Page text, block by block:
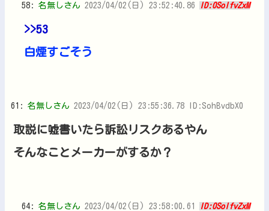
58: 名無しさん 2023/04/02(日) 23:52:40.86 ID:0SolfvZxM
>>53
白煙すごそう
61: 名無しさん 2023/04/02(日) 23:55:36.78 ID:SohBvdbX0
取説に嘘書いたら訴訟リスクあるやん
そんなことメーカーがするか？
64: 名無しさん 2023/04/02(日) 23:58:00.61 ID:0SolfvZxM